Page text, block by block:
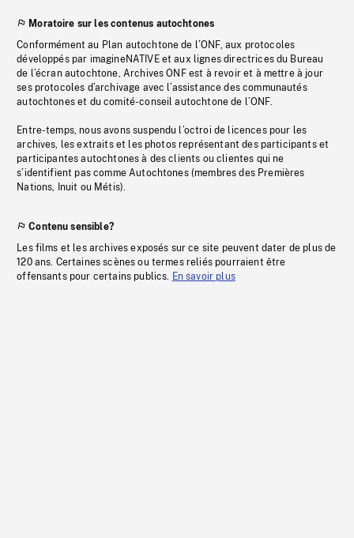
Moratoire sur les contenus autochtones
Conformément au Plan autochtone de l’ONF, aux protocoles
développés par imagineNATIVE et aux lignes directrices du Bureau
de l’écran autochtone, Archives ONF est à revoir et à mettre à jour
ses protocoles d’archivage avec l’assistance des communautés
autochtones et du comité-conseil autochtone de l’ONF.
Entre-temps, nous avons suspendu l’octroi de licences pour les
archives, les extraits et les photos représentant des participants et
participantes autochtones à des clients ou clientes qui ne
s’identifient pas comme Autochtones (membres des Premières
Nations, Inuit ou Métis).
Contenu sensible?
Les films et les archives exposés sur ce site peuvent dater de plus de
120 ans. Certaines scènes ou termes reliés pourraient être
offensants pour certains publics. En savoir plus